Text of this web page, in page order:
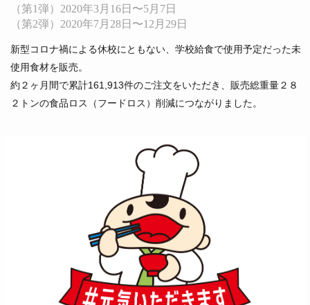
（第1弾）2020年3月16日〜5月7日
（第2弾）2020年7月28日〜12月29日
新型コロナ禍による休校にともない、学校給食で使用予定だった未
使用食材を販売。
約２ヶ月間で累計161,913件のご注文をいただき、販売総重量２８
２トンの食品ロス（フードロス）削減につながりました。